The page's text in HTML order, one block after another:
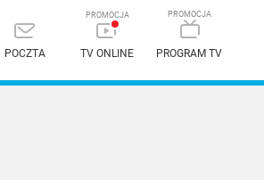
POCZTA TV ONLINE PROGRAM TV